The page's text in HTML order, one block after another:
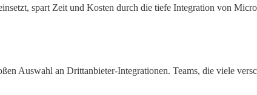
spart Zeit und Kosten durch die tiefe Integration von
Auswahl an Drittanbieter-Integrationen. Teams, die viele